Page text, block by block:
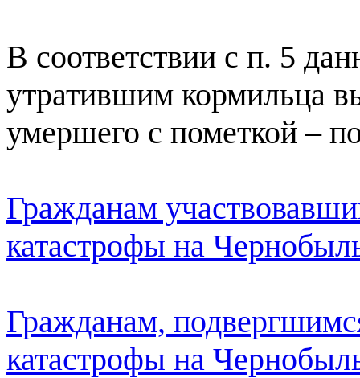
В соответствии с п. 5
утратившим кормильца
умершего с пометкой –
Гражданам
катастрофы на
Гражданам,
катастрофы на